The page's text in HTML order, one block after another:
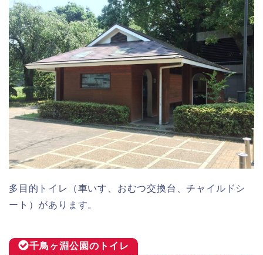
多目的トイレ（車いす、おむつ交換台、チャイルドシ
ート）があります。
千鳥ヶ淵公園のトイレ